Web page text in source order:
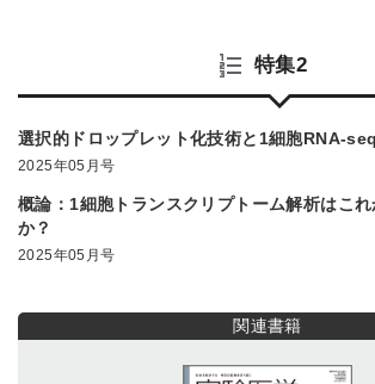
特集2
選択的ドロップレット化技術と1細胞RNA-
2025年05月号
概論：1細胞トランスクリプトーム解析はこ
か？
2025年05月号
関連書籍